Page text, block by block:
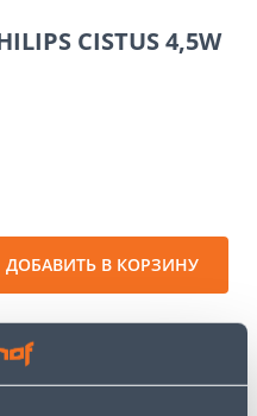
CISTUS 4,5W
ДОБАВИТЬ В КОРЗИНУ